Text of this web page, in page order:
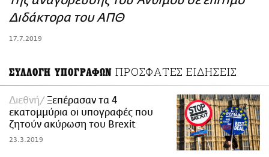
ΑΜΠΑ
Διδάκτορα του ΑΠΘ
17.7.2019
ΣΥΛΛΟΓΗ ΥΠΟΓΡΑΦΩΝ ΠΡΟΣΦΑΤΕΣ ΕΙΔΗΣΕΙΣ
Διεθνή
Ξεπέρασαν τα 4
εκατομμύρια οι υπογραφές που
ζητούν ακύρωση του Brexit
23.3.2019